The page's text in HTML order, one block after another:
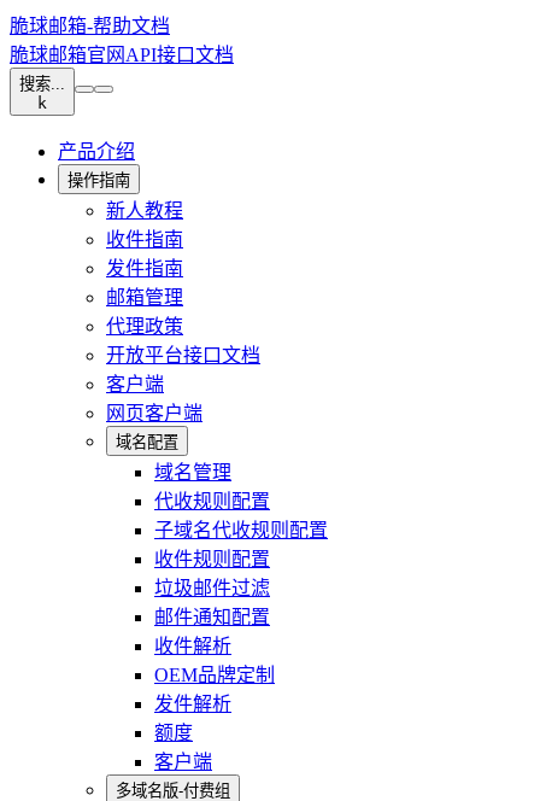
脆球邮箱-帮助文档
脆球邮箱官网 API接口文档
搜索...
k
产品介绍
操作指南
新人教程
收件指南
发件指南
邮箱管理
代理政策
开放平台接口文档
客户端
网页客户端
域名配置
域名管理
代收规则配置
子域名代收规则配置
收件规则配置
垃圾邮件过滤
邮件通知配置
收件解析
OEM品牌定制
发件解析
额度
客户端
多域名版-付费组